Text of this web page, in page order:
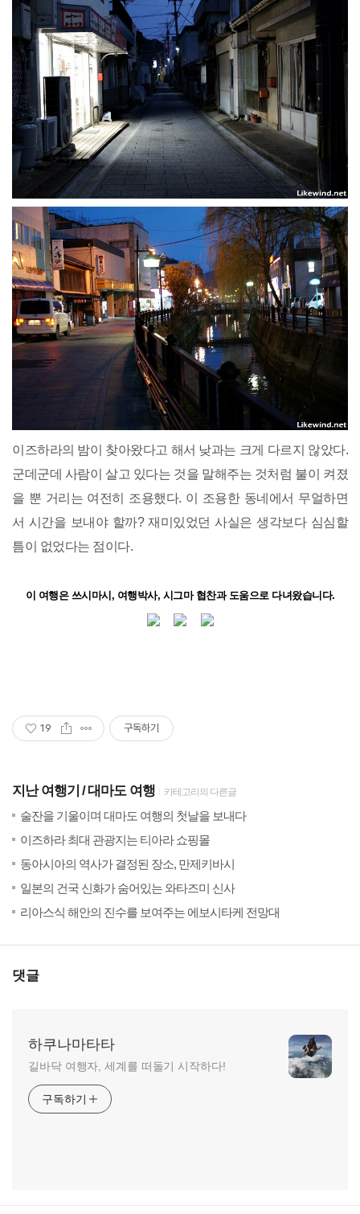
이즈하라의 밤이 찾아왔다고 해서 낮과는 크게 다르지 않았다.
군데군데 사람이 살고 있다는 것을 말해주는 것처럼 불이 켜졌
을 뿐 거리는 여전히 조용했다. 이 조용한 동네에서 무얼하면
서 시간을 보내야 할까? 재미있었던 사실은 생각보다 심심할
틈이 없었다는 점이다.
이 여행은 쓰시마시, 여행박사, 시그마 협찬과 도움으로 다녀왔습니다.
19 구독하기
지난 여행기 대마도 여행 카테고리의 다른글
술잔을 기울이며 대마도 여행의 첫날을 보내다
이즈하라 최대 관광지는 티아라 쇼핑몰
동아시아의 역사가 결정된 장소, 만제키바시
일본의 건국 신화가 숨어있는 와타즈미 신사
리아스식 해안의 진수를 보여주는 에보시타케 전망대
댓글
하쿠나마타타
길바닥 여행자, 세계를 떠돌기 시작하다!
구독하기